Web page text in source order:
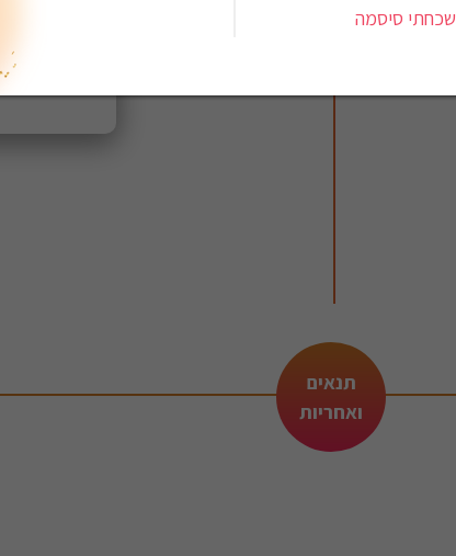
שכחתי סיסמה
תנאים
ואחריות